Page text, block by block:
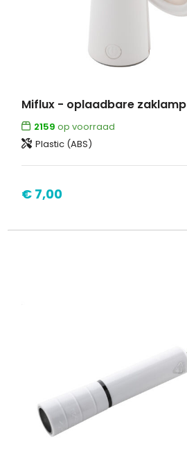
Miflux - oplaadbare zaklamp
2159 op voorraad
Plastic (ABS)
€ 7,00